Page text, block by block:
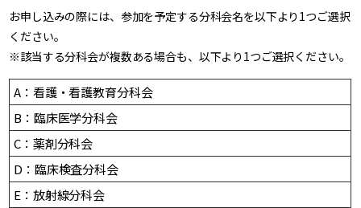
お申し込みの際には、参加を予定する分科会名を以下より1つご選択
ください。
※該当する分科会が複数ある場合も、以下より1つご選択ください。
A：看護・看護教育分科会
B：臨床医学分科会
C：薬剤分科会
D：臨床検査分科会
E：放射線分科会